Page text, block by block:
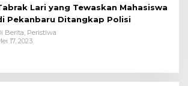
Lari yang Tewaskan Mahasiswa
Pekanbaru Ditangkap Polisi
Berita, Peristiwa
17, 2023